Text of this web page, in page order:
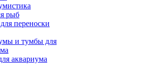
рыб
переноски
и тумбы для
аквариума